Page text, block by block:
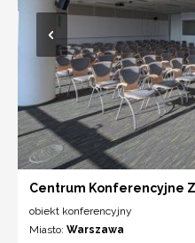
Centrum Konferencyjne
obiekt konferencyjny
Miasto: Warszawa